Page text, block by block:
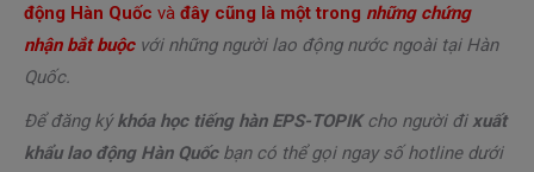
động Hàn Quốc và đây cũng là một trong những chứng
nhận bắt buộcvới những người lao động nước ngoài tại Hàn
Quốc.
Để đăng kýkhóa học tiếng hàn EPS-TOPIKcho người đixuất
khẩu lao động Hàn Quốcbạn có thể gọi ngay số hotline dưới